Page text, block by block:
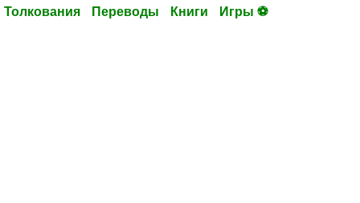
Толкования Переводы Книги Игры ⚽